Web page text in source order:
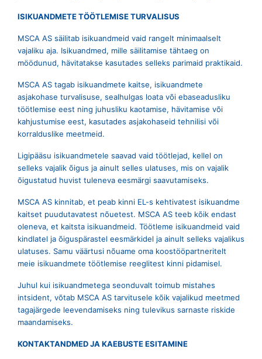
ISIKUANDMETE TÖÖTLEMISE TURVALISUS
MSCA AS säilitab isikuandmeid vaid rangelt minimaalselt
vajaliku aja. Isikuandmed, mille säilitamise tähtaeg on
möödunud, hävitatakse kasutades selleks parimaid praktikaid.
MSCA AS tagab isikuandmete kaitse, isikuandmete
asjakohase turvalisuse, sealhulgas loata või ebaseadusliku
töötlemise eest ning juhusliku kaotamise, hävitamise või
kahjustumise eest, kasutades asjakohaseid tehnilisi või
korralduslike meetmeid.
Ligipääsu isikuandmetele saavad vaid töötlejad, kellel on
selleks vajalik õigus ja ainult selles ulatuses, mis on vajalik
õigustatud huvist tuleneva eesmärgi saavutamiseks.
MSCA AS kinnitab, et peab kinni EL-s kehtivatest isikuandme
kaitset puudutavatest nõuetest. MSCA AS teeb kõik endast
oleneva, et kaitsta isikuandmeid. Töötleme isikuandmeid vaid
kindlatel ja õiguspärastel eesmärkidel ja ainult selleks vajalikus
ulatuses. Samu väärtusi nõuame oma koostööpartneritelt
meie isikuandmete töötlemise reeglitest kinni pidamisel.
Juhul kui isikuandmetega seonduvalt toimub mistahes
intsident, võtab MSCA AS tarvitusele kõik vajalikud meetmed
tagajärgede leevendamiseks ning tulevikus sarnaste riskide
maandamiseks.
KONTAKTANDMED JA KAEBUSTE ESITAMINE